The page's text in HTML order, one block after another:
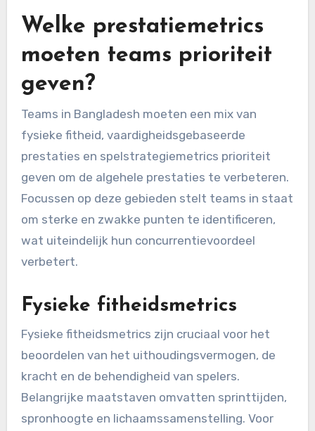
Welke prestatiemetrics
moeten teams prioriteit
geven?
Teams in Bangladesh moeten een mix van
fysieke fitheid, vaardigheidsgebaseerde
prestaties en spelstrategiemetrics prioriteit
geven om de algehele prestaties te verbeteren.
Focussen op deze gebieden stelt teams in staat
om sterke en zwakke punten te identificeren,
wat uiteindelijk hun concurrentievoordeel
verbetert.
Fysieke fitheidsmetrics
Fysieke fitheidsmetrics zijn cruciaal voor het
beoordelen van het uithoudingsvermogen, de
kracht en de behendigheid van spelers.
Belangrijke maatstaven omvatten sprinttijden,
spronhoogte en lichaamssamenstelling. Voor